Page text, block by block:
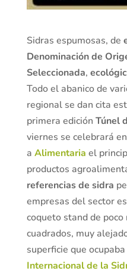
Sidras espumosas, de
Denominación de
Seleccionada,
Todo el abanico de
regional se dan cita
primera edición Túnel
viernes se celebrará
a Alimentaria el
productos
referencias de sidra
empresas del sector
coqueto stand de
cuadrados, muy
superficie que ocupaba
Internacional de la